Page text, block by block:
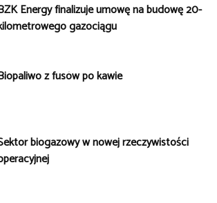
Energy finalizuje umowę na budowę 20-
gazociągu
z fusów po kawie
biogazowy w nowej rzeczywistości